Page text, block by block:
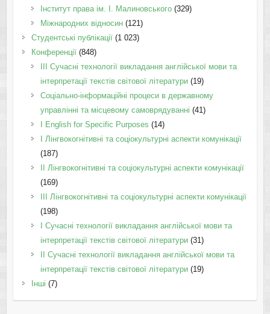
Інститут права ім. І. Малиновського(329)
Міжнародних відносин(121)
Студентські публікації(1 023)
Конференції(848)
III Сучасні технології викладання англійської мови та
інтерпретації текстів світової літератури(19)
Соціально-інформаційні процеси в державному
управлінні та місцевому самоврядуванні (41)
І English for Specific Purposes (14)
I Лінгвокогнітивні та соціокультурні аспекти комунікації
(187)
IІ Лінгвокогнітивні та соціокультурні аспекти комунікації
(169)
IІI Лінгвокогнітивні та соціокультурні аспекти комунікації
(198)
I Cучасні технології викладання англійської мови та
інтерпретації текстів світової літератури(31)
II Cучасні технології викладання англійської мови та
інтерпретації текстів світової літератури(19)
Інші (7)